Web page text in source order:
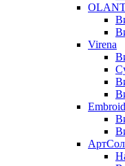
Virena